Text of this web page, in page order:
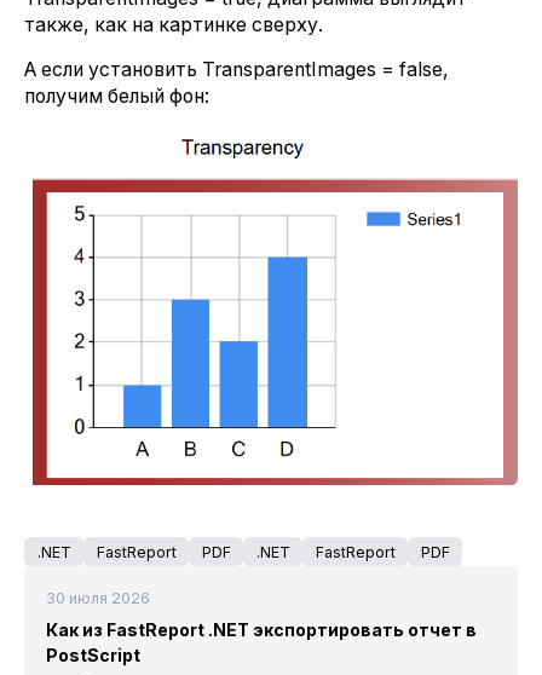
также, как на картинке сверху.
А если установить TransparentImages = false,
получим белый фон:
.NET FastReport PDF .NET FastReport PDF
30 июля 2026
Как из FastReport .NET экспортировать отчет в
PostScript